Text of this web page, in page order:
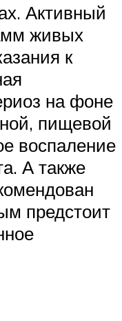
Активный
живых
к
на фоне
пищевой
воспаление
А также
предстоит